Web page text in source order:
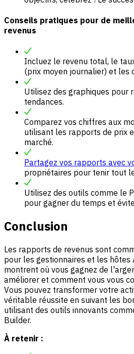
Conseils pratiques pour de
revenus
Incluez le revenu total, le
(prix moyen journalier) et les
Utilisez des graphiques pour
tendances.
Comparez vos chiffres aux
utilisant les rapports de prix
marché.
Partagez vos rapports avec
propriétaires pour tenir tout
Utilisez des outils comme le
pour gagner du temps et
Conclusion
Les rapports de revenus sont
pour les gestionnaires et les hôtes
montrent où vous gagnez de
améliorer et comment vous vous
Vous pouvez transformer votre
véritable réussite en suivant les
utilisant des outils innovants
Builder.
À retenir :